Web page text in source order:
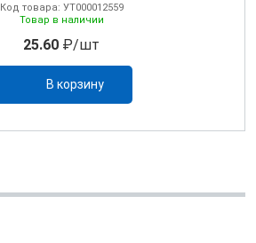
Код товара: УТ000012559
Товар в наличии
25.60 ₽/шт
В корзину